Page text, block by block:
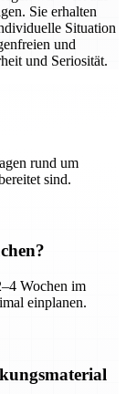
Sie erhalten
Situation
und
und Seriosität.
rund um
sind.
Wochen im
einplanen.